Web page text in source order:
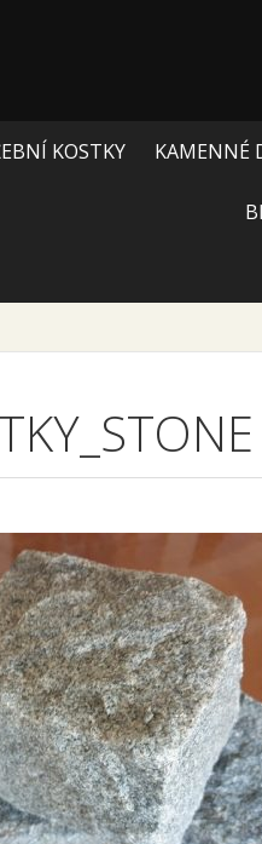
KOSTKY KAMENNÉ